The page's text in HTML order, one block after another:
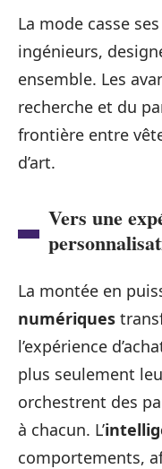
La mode casse
ingénieurs,
ensemble. Les
recherche et du
frontière entre
d’art.
Vers une
La montée en
numériques
l’expérience
plus seulement
orchestrent des
à chacun. L’
comportements,